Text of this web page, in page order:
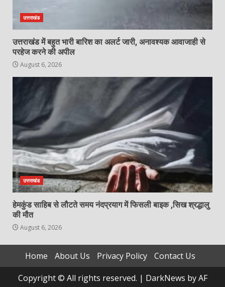
उत्तराखंड
उत्तराखंड में बहुत भारी बारिश का अलर्ट जारी, अनावश्यक आवाजाही से
परहेज करने की अपील
August 6, 2026
उत्तराखंड
हेमकुंड साहिब से लौटते समय नंदप्रयाग में फिसली बाइक ,सिख श्रद्धालु
की मौत
August 6, 2026
Home About Us Privacy Policy
Contact Us
Copyright © All rights reserved. | DarkNews by AF